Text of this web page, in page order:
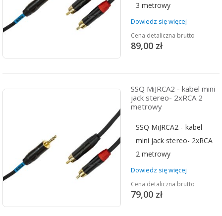
3 metrowy
Dowiedz się więcej
Cena detaliczna brutto
89,00 zł
SSQ MiJRCA2 - kabel mini
jack stereo- 2xRCA 2
metrowy
SSQ MiJRCA2 - kabel
mini jack stereo- 2xRCA
2 metrowy
Dowiedz się więcej
Cena detaliczna brutto
79,00 zł